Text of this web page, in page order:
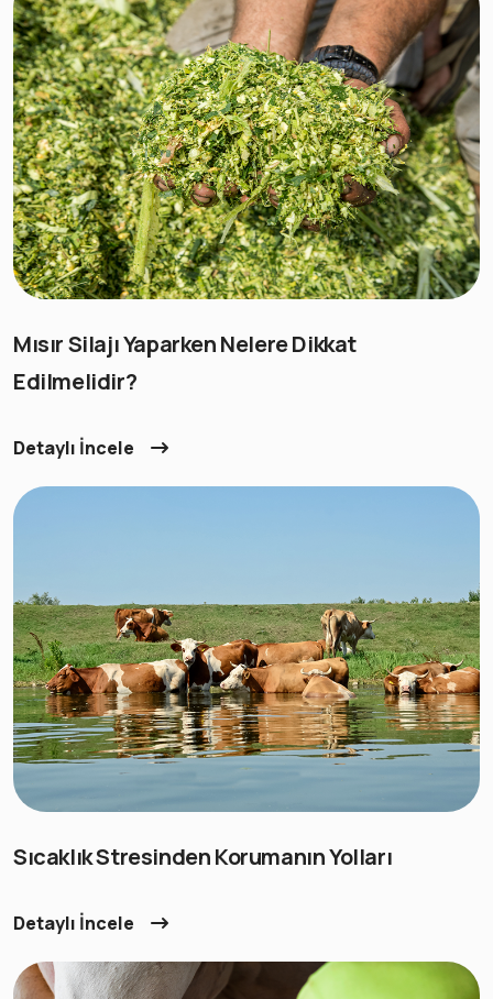
Mısır Silajı Yaparken Nelere Dikkat
Edilmelidir?
Detaylı İncele
Sıcaklık Stresinden Korumanın Yolları
Detaylı İncele